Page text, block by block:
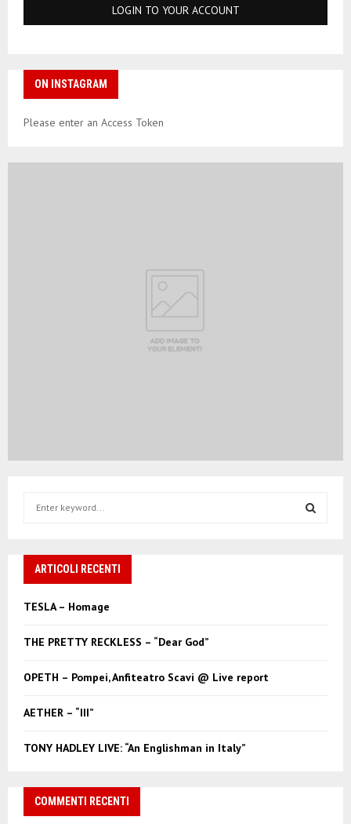
ON INSTAGRAM
Please enter an Access Token
h
o
ARTICOLI RECENTI
TESLA – Homage
THE PRETTY RECKLESS – “Dear God”
OPETH – Pompei, Anfiteatro Scavi @ Live report
AETHER – “III”
TONY HADLEY LIVE: “An Englishman in Italy”
COMMENTI RECENTI